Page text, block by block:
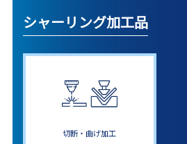
シャーリング加工品
切断・曲げ加工